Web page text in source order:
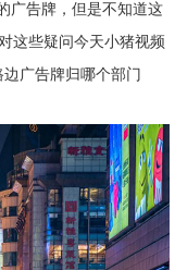
广告牌，但是不知道这
这些疑问今天小猪视频
广告牌归哪个部门